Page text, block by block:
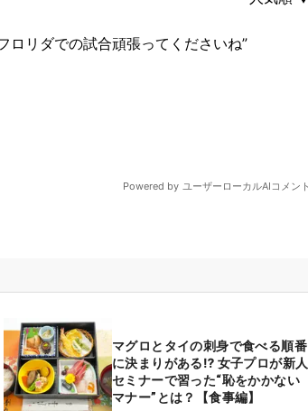
マグロとタイの刺身で食べる順番
に決まりがある⁉ 女子プロが新人
セミナーで習った“恥をかかない
マナー”とは？【食事編】